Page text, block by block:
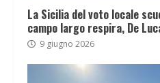
La Sicilia del voto locale
campo largo respira, De
9 giugno 2026